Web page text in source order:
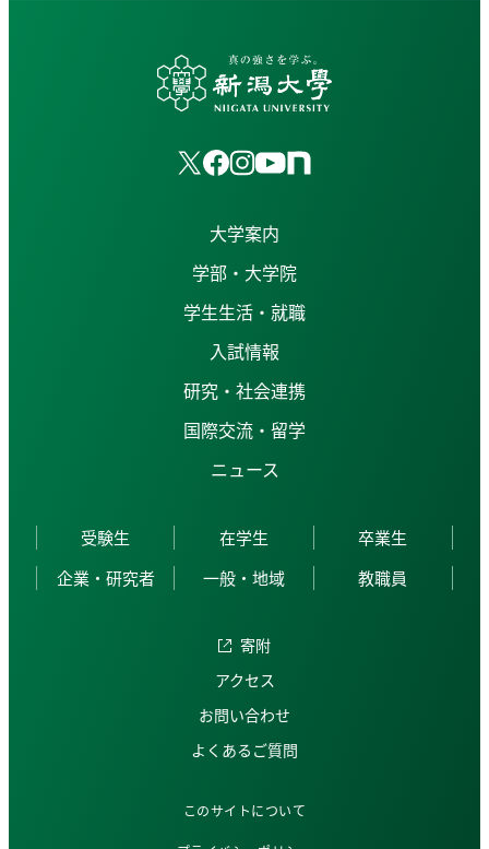
大学案内
学部・大学院
学生生活・就職
入試情報
研究・社会連携
国際交流・留学
ニュース
受験生 在学生
卒業生
企業・研究者
一般・地域 教職員
寄附
アクセス
お問い合わせ
よくあるご質問
このサイトについて